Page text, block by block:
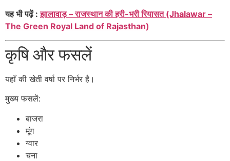
यह भी पढ़ें :झालावाड़ – राजस्थान की हरी-भरी रियासत (Jhalawar –
The Green Royal Land of Rajasthan)
कृषि और फसलें
यहाँ की खेती वर्षा पर निर्भर है।
मुख्य फसलें:
बाजरा
मूंग
ग्वार
चना